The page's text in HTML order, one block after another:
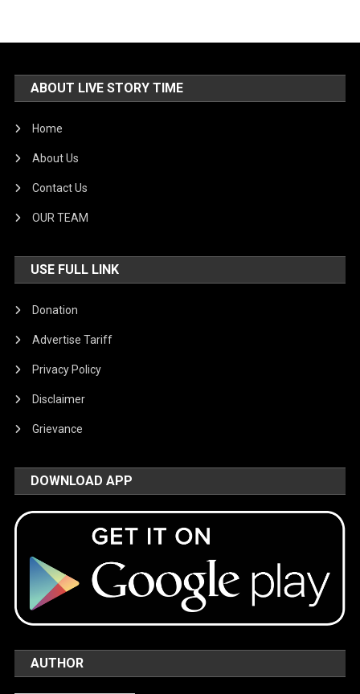
ABOUT LIVE STORY TIME
Home
About Us
Contact Us
OUR TEAM
USE FULL LINK
Donation
Advertise Tariff
Privacy Policy
Disclaimer
Grievance
DOWNLOAD APP
AUTHOR